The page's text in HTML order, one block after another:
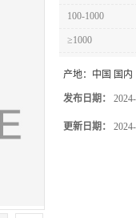
100-1000
≥1000
产地： 中国 国内
发布日期：
更新日期：